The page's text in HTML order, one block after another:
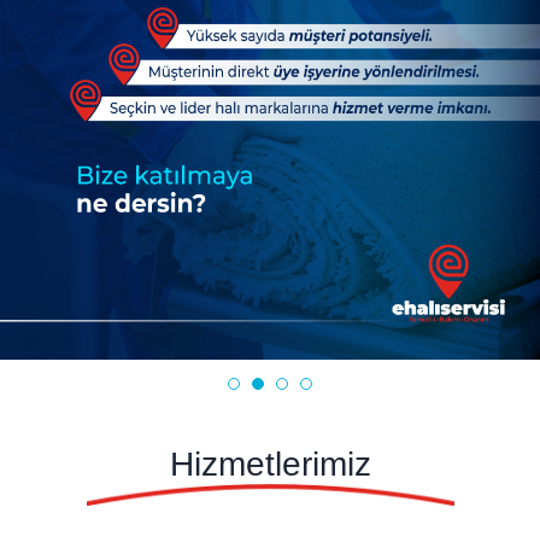
Hizmetlerimiz